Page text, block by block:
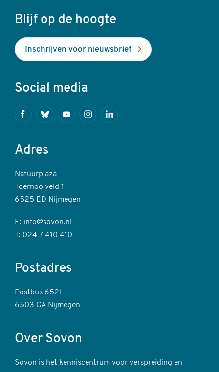
Blijf op de hoogte
Inschrijven voor nieuwsbrief
Social media
FacebookBlueskyYoutubeInstagramLinkedin
Adres
Natuurplaza
Toernooiveld 1
6525 ED Nijmegen
E: info@sovon.nl
T: 024 7 410 410
Postadres
Postbus 6521
6503 GA Nijmegen
Over Sovon
Sovon is het kenniscentrum voor verspreiding en